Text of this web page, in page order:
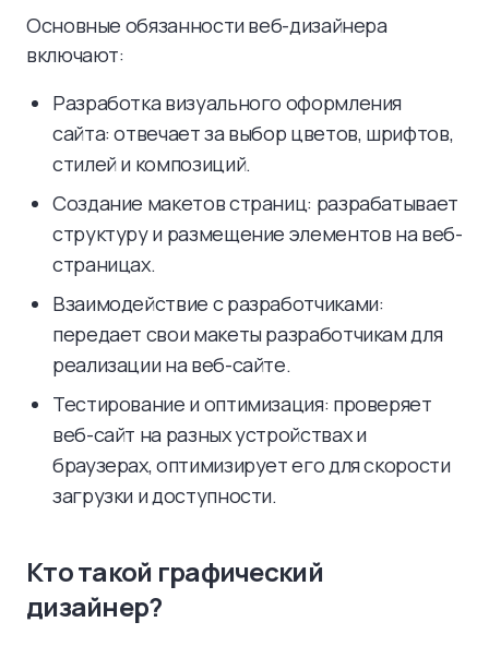
Основные обязанности веб-дизайнера
включают:
Разработка визуального оформления
сайта: отвечает за выбор цветов, шрифтов,
стилей и композиций.
Создание макетов страниц: разрабатывает
структуру и размещение элементов на веб-
страницах.
Взаимодействие с разработчиками:
передает свои макеты разработчикам для
реализации на веб-сайте.
Тестирование и оптимизация: проверяет
веб-сайт на разных устройствах и
браузерах, оптимизирует его для скорости
загрузки и доступности.
Кто такой графический
дизайнер?